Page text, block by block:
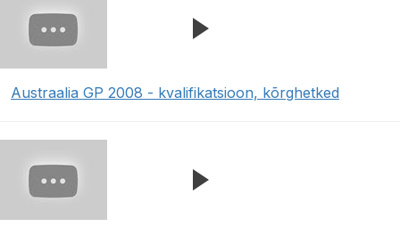
Austraalia GP 2008 - kvalifikatsioon, kõrghetked